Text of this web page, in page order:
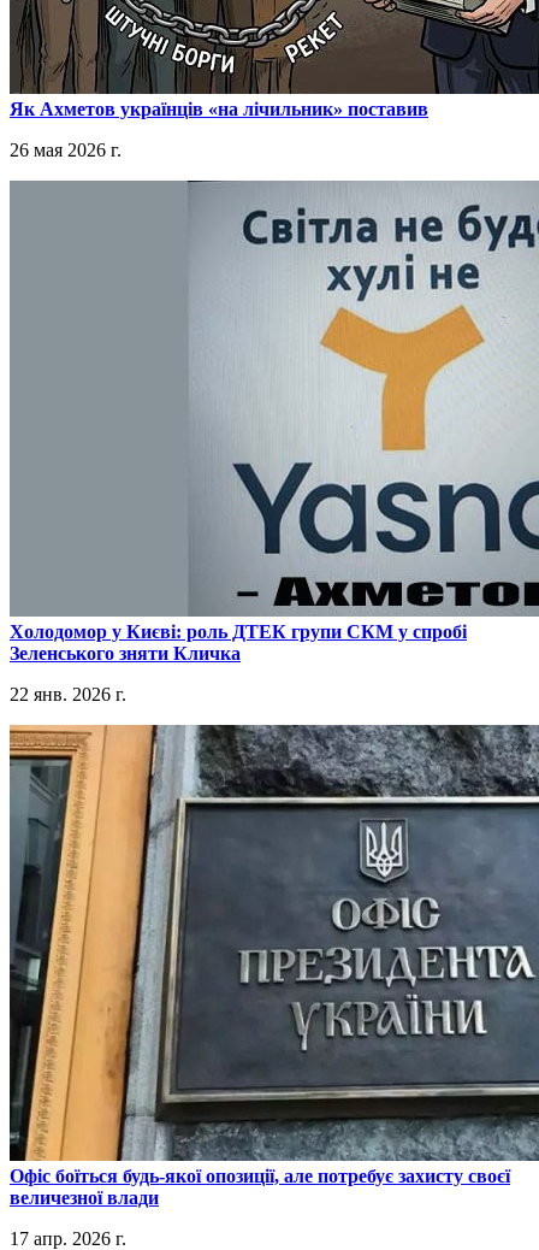
​Як Ахметов українців «на лічильник» поставив
26 мая 2026 г.
​Холодомор у Києві: роль ДТЕК групи СКМ у спробі
Зеленського зняти Кличка
22 янв. 2026 г.
​Офіс боїться будь-якої опозиції, але потребує захисту своєї
величезної влади
17 апр. 2026 г.